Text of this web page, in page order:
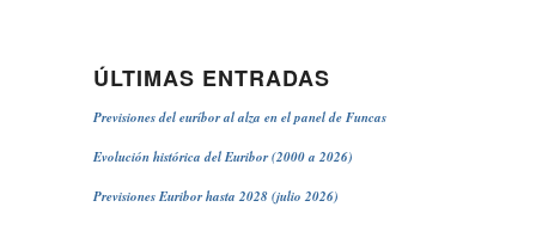
ÚLTIMAS ENTRADAS
Previsiones del euríbor al alza en el panel de Funcas
Evolución histórica del Euribor (2000 a 2026)
Previsiones Euribor hasta 2028 (julio 2026)